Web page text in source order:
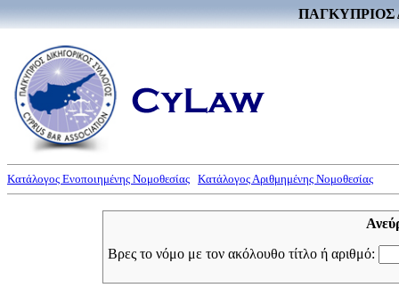
ΠΑΓΚΥΠΡΙΟΣ
Κατάλογος Ενοποιημένης Νομοθεσίας Κατάλογος Αριθμημένης Νομοθεσίας
Βρες το νόμο με τον ακόλουθο τίτλο ή αριθμό: